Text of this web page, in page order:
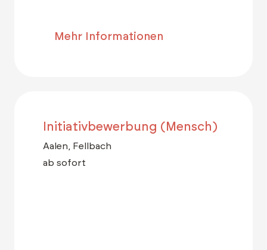
Mehr Informationen
Initiativbewerbung (Mensch)
Aalen, Fellbach
ab sofort